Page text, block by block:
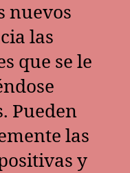
nuevos
las
que se le
Pueden
las
y